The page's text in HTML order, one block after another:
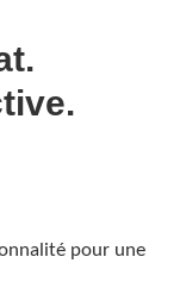
pour une